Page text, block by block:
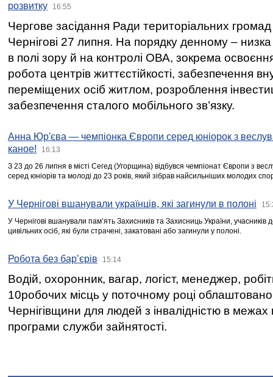
розвитку 16:55
Чергове засідання Ради територіальних громад
Чернігові 27 липня. На порядку денному –
в полі зору й на контролі ОВА, зокрема освоєння
робота центрів життєстійкості, забезпечення
переміщених осіб житлом, розроблення
забезпечення сталого мобільного зв’язку.
Анна Юр'єва — чемпіонка Європи серед юніорок з
каное!
16:13
З 23 до 26 липня в місті Сегед (Угорщина) відбувся чемпіонат Європи з
серед юніорів та молоді до 23 років, який зібрав найсильніших молодих
У Чернігові вшанували українців, які загинули в полоні
У Чернігові вшанували пам’ять Захисників та Захисниць України,
цивільних осіб, які були страчені, закатовані або загинули у полоні.
Робота без бар’єрів 15:14
Водій, охоронник, вагар, логіст, менеджер,
10робочих місць у поточному році
Чернігівщини для людей з інвалідністю в межах
програми служби зайнятості.